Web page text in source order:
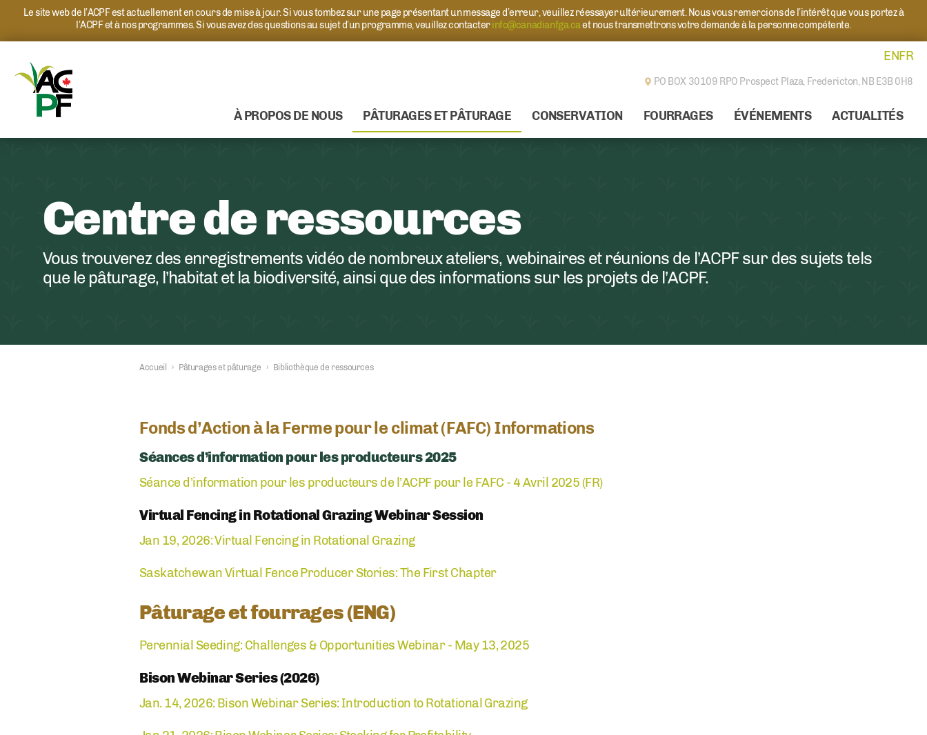
Le site web de l’ACPF est actuellement en cours de mise à jour. Si vous tombez sur une page présentant un message d’erreur, veuillez réessayer ultérieurement. Nous vous remercions de l’intérêt que vous portez à
l’ACPF et à nos programmes. Si vous avez des questions au sujet d’un programme, veuillez contacterinfo@canadianfga.caet nous transmettrons votre demande à la personne compétente.
ENFR
PO BOX 30109 RPO Prospect Plaza, Fredericton, NB E3B 0H8
À PROPOS DE NOUS PÂTURAGES ET PÂTURAGE CONSERVATION FOURRAGES ÉVÉNEMENTS ACTUALITÉS
Centre de ressources
Vous trouverez des enregistrements vidéo de nombreux ateliers, webinaires et réunions de l’ACPF sur des sujets tels
que le pâturage, l’habitat et la biodiversité, ainsi que des informations sur les projets de l’ACPF.
Accueil › Pâturages et pâturage › Bibliothèque de ressources
Fonds d’Action à la Ferme pour le climat (FAFC) Informations
Séances d’information pour les producteurs 2025
Séance d’information pour les producteurs de l’ACPF pour le FAFC - 4 Avril 2025 (FR)
Virtual Fencing in Rotational Grazing Webinar Session
Jan 19, 2026: Virtual Fencing in Rotational Grazing
Saskatchewan Virtual Fence Producer Stories: The First Chapter
Pâturage et fourrages (ENG)
Perennial Seeding: Challenges & Opportunities Webinar - May 13, 2025
Bison Webinar Series (2026)
Jan. 14, 2026: Bison Webinar Series: Introduction to Rotational Grazing